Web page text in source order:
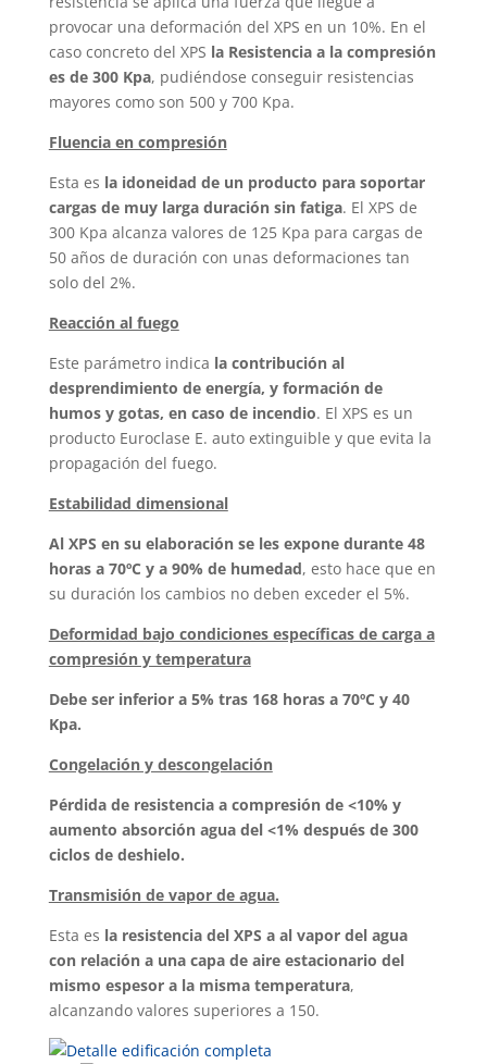
provocar una deformación del XPS en un 10%. En el
caso concreto del XPS la Resistencia a la compresión
es de 300 Kpa, pudiéndose conseguir resistencias
mayores como son 500 y 700 Kpa.
Fluencia en compresión
Esta es la idoneidad de un producto para soportar
cargas de muy larga duración sin fatiga. El XPS de
300 Kpa alcanza valores de 125 Kpa para cargas de
50 años de duración con unas deformaciones tan
solo del 2%.
Reacción al fuego
Este parámetro indica la contribución al
desprendimiento de energía, y formación de
humos y gotas, en caso de incendio. El XPS es un
producto Euroclase E. auto extinguible y que evita la
propagación del fuego.
Estabilidad dimensional
Al XPS en su elaboración se les expone durante 48
horas a 70ºC y a 90% de humedad, esto hace que en
su duración los cambios no deben exceder el 5%.
Deformidad bajo condiciones específicas de carga a
compresión y temperatura
Debe ser inferior a 5% tras 168 horas a 70ºC y 40
Kpa.
Congelación y descongelación
Pérdida de resistencia a compresión de <10% y
aumento absorción agua del <1% después de 300
ciclos de deshielo.
Transmisión de vapor de agua.
Esta es la resistencia del XPS a al vapor del agua
con relación a una capa de aire estacionario del
mismo espesor a la misma temperatura,
alcanzando valores superiores a 150.